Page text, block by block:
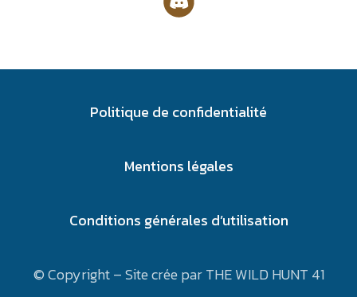
Politique de confidentialité
Mentions légales
Conditions générales d’utilisation
© Copyright – Site crée par THE WILD HUNT 41